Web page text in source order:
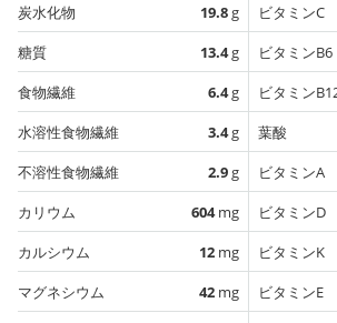
炭水化物
19.8g
糖質
13.4g
食物繊維
6.4g
水溶性食物繊維
3.4g
不溶性食物繊維
2.9g
カリウム
604mg
カルシウム
12 mg
マグネシウム
42 mg
ビタミンC
ビタミンB6
ビタミン
葉酸
ビタミンA
ビタミンD
ビタミンK
ビタミンE